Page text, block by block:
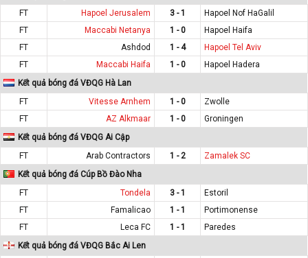
FT
Hapoel Jerusalem 3 - 1
Hapoel Nof HaGalil
FT
Maccabi Netanya 1 - 0
Hapoel Haifa
FT
Ashdod 1 - 4
Hapoel Tel Aviv
FT
Maccabi Haifa 1 - 0
Hapoel Hadera
Kết quả bóng đá VĐQG Hà Lan
FT
Vitesse Arnhem 1 - 0
Zwolle
FT
AZ Alkmaar 1 - 0
Groningen
Kết quả bóng đá VĐQG Ai Cập
FT
Arab Contractors 1 - 2
Zamalek SC
Kết quả bóng đá Cúp Bồ Đào Nha
FT
Tondela 3 - 1
Estoril
FT
Famalicao 1 - 1
Portimonense
FT
Leca FC 1 - 1
Paredes
Kết quả bóng đá VĐQG Bắc Ai Len